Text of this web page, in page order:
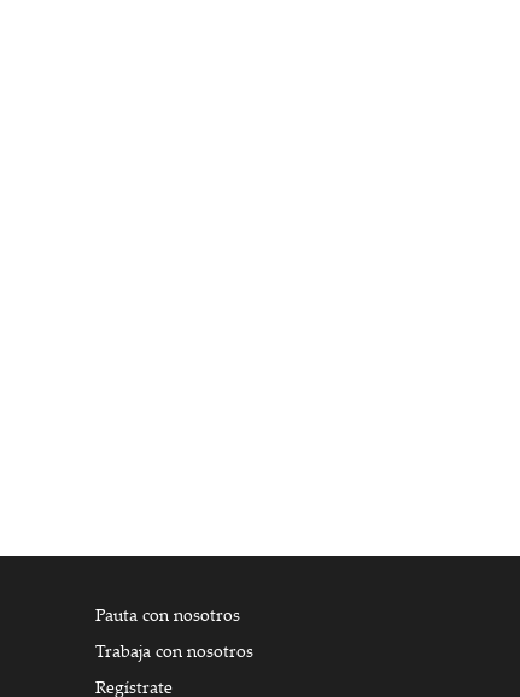
Pauta con nosotros
Trabaja con nosotros
Regístrate